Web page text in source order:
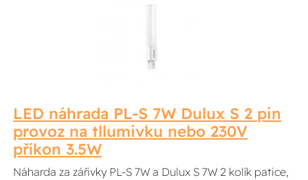
LED náhrada PL-S 7W Dulux S 2 pin
provoz na tllumivku nebo 230V
příkon 3.5W
Náharda za zářivky PL-S 7W a Dulux S 7W 2 kolík patice,